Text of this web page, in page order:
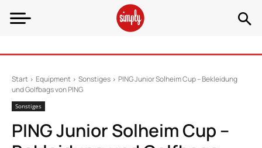
Start Equipment Sonstiges
PING Junior Solheim Cup – Bekleidung
und Golfbags von PING
Sonstiges
PING Junior Solheim Cup –